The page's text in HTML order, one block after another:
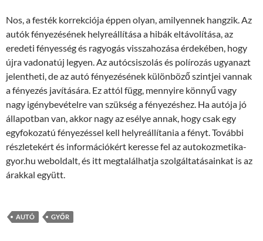
Nos, a festék korrekciója éppen olyan, amilyennek hangzik. Az
autók fényezésének helyreállítása a hibák eltávolítása, az
eredeti fényesség és ragyogás visszahozása érdekében, hogy
újra vadonatúj legyen. Az autócsiszolás és polírozás ugyanazt
jelentheti, de az autó fényezésének különböző szintjei vannak
a fényezés javítására. Ez attól függ, mennyire könnyű vagy
nagy igénybevételre van szükség a fényezéshez. Ha autója jó
állapotban van, akkor nagy az esélye annak, hogy csak egy
egyfokozatú fényezéssel kell helyreállítania a fényt. További
részletekért és információkért keresse fel az autokozmetika-
gyor.hu weboldalt, és itt megtalálhatja szolgáltatásainkat is az
árakkal együtt.
AUTÓ GYŐR